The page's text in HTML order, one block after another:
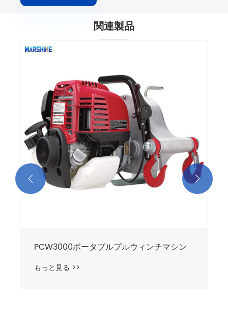
関連製品
PCW3000ポータブルプルウィンチマシン
もっと見る >>
 